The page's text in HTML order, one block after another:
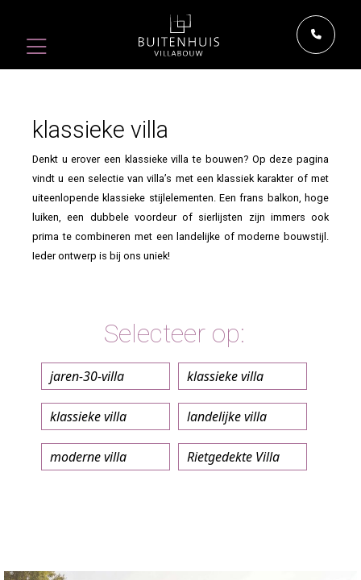
klassieke villa
Denkt u erover een klassieke villa te bouwen? Op deze pagina
vindt u een selectie van villa’s met een klassiek karakter of met
uiteenlopende klassieke stijlelementen. Een frans balkon, hoge
luiken, een dubbele voordeur of sierlijsten zijn immers ook
prima te combineren met een landelijke of moderne bouwstijl.
Ieder ontwerp is bij ons uniek!
Selecteer op:
jaren-30-villa klassieke villa
klassieke villa landelijke villa
moderne villa Rietgedekte Villa